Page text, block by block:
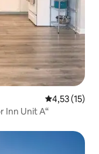
Средна
4,53 (15)
Inn Unit A“